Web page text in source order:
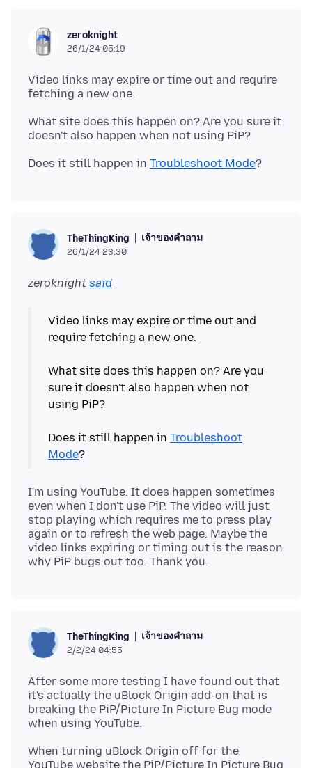
zeroknight
26/1/24 05:19
Video links may expire or time out and require
What site does this happen on? Are you sure it
Does it still happen in Troubleshoot Mode
TheThingKing เจ้าของคำถาม
26/1/24 23:30
zeroknight said
Video links may expire or time out and
require fetching a new one.
What site does this happen on? Are you
sure it doesn't also happen when not
using PiP?
Does it still happen in Troubleshoot
Mode
I'm using YouTube. It does happen sometimes
even when I don't use PiP. The video will just
stop playing which requires me to press play
again or to refresh the web page. Maybe the
video links expiring or timing out is the reason
TheThingKing เจ้าของคำถาม
2/2/24 04:55
After some more testing I have found out that
it's actually the uBlock Origin add-on that is
breaking the PiP/Picture In Picture Bug mode
When turning uBlock Origin off for the
YouTube website the PiP/Picture In Picture Bug